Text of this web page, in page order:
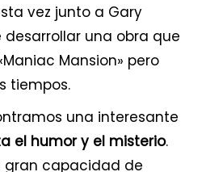
vez junto a Gary
una obra que
Mansion» pero
tiempos.
una interesante
el humor y el misterio.
gran capacidad de